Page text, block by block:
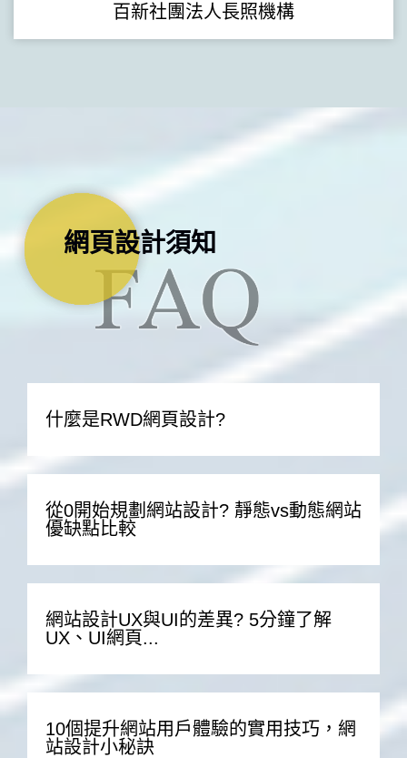
百新社團法人長照機構
網頁設計須知
什麼是RWD網頁設計?
從0開始規劃網站設計? 靜態vs動態網站
優缺點比較
網站設計UX與UI的差異? 5分鐘了解
UX、UI網頁...
10個提升網站用戶體驗的實用技巧，網
站設計小秘訣